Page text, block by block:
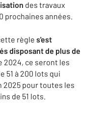
des travaux
prochaines années.
règle s'est
disposant de plus de
2024, ce seront les
51 à 200 lots qui
2025 pour toutes les
de 51 lots.